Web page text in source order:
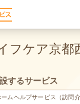
フケア京都
するサービス
ームヘルプサービス（訪問介